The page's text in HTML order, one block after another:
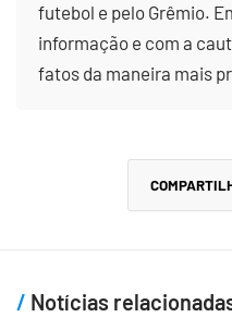
futebol e pelo Grêmio.
informação e com a
fatos da maneira mais
Notícias